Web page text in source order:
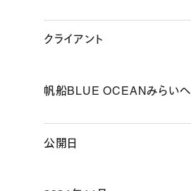
クライアント
帆船BLUE OCEANみらいへ
公開日